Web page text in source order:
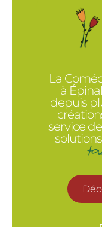
La
à
depuis
service